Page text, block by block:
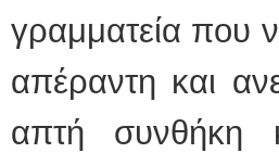
γραμματεία που
απέραντη και
απτή συνθήκη